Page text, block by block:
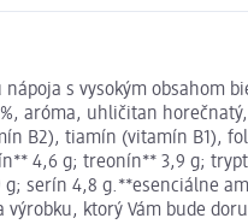
s vysokým obsahom
aróma, uhličitan
B2), tiamín (vitamín B1),
4,6 g; treonín** 3,9 g;
serín 4,8 g.**esenciálne
ktorý Vám bude